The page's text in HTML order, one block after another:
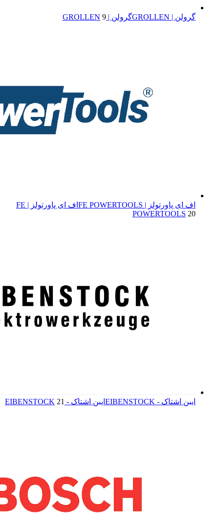
گرولن | GROLLEN گرولن | GROLLEN 9
اف ای پاورتولز | FE POWERTOOLS
اف ای پاورتولز | FE
POWERTOOLS 20
ایبن اشتاک - EIBENSTOCK ایبن اشتاک - EIBENSTOCK 21